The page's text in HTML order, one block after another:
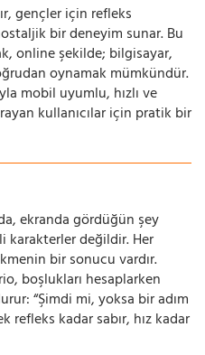
gençler için refleks
bir deneyim sunar. Bu
online şekilde; bilgisayar,
oynamak mümkündür.
mobil uyumlu, hızlı ve
kullanıcılar için pratik bir
ekranda gördüğün şey
karakterler değildir. Her
bir sonucu vardır.
boşlukları hesaplarken
“Şimdi mi, yoksa bir adım
refleks kadar sabır, hız kadar